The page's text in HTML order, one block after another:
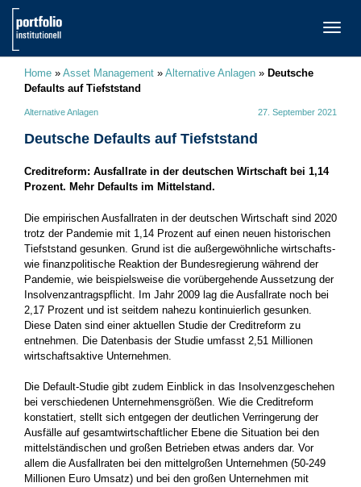
Home » Asset Management » Alternative Anlagen » Deutsche
Defaults auf Tiefststand
Alternative Anlagen 27. September 2021
Deutsche Defaults auf Tiefststand
Creditreform: Ausfallrate in der deutschen Wirtschaft bei 1,14
Prozent. Mehr Defaults im Mittelstand.
Die empirischen Ausfallraten in der deutschen Wirtschaft sind 2020
trotz der Pandemie mit 1,14 Prozent auf einen neuen historischen
Tiefststand gesunken. Grund ist die außergewöhnliche wirtschafts-
wie finanzpolitische Reaktion der Bundesregierung während der
Pandemie, wie beispielsweise die vorübergehende Aussetzung der
Insolvenzantragspflicht. Im Jahr 2009 lag die Ausfallrate noch bei
2,17 Prozent und ist seitdem nahezu kontinuierlich gesunken.
Diese Daten sind einer aktuellen Studie der Creditreform zu
entnehmen. Die Datenbasis der Studie umfasst 2,51 Millionen
wirtschaftsaktive Unternehmen.
Die Default-Studie gibt zudem Einblick in das Insolvenzgeschehen
bei verschiedenen Unternehmensgrößen. Wie die Creditreform
konstatiert, stellt sich entgegen der deutlichen Verringerung der
Ausfälle auf gesamtwirtschaftlicher Ebene die Situation bei den
mittelständischen und großen Betrieben etwas anders dar. Vor
allem die Ausfallraten bei den mittelgroßen Unternehmen (50-249
Millionen Euro Umsatz) und bei den großen Unternehmen mit